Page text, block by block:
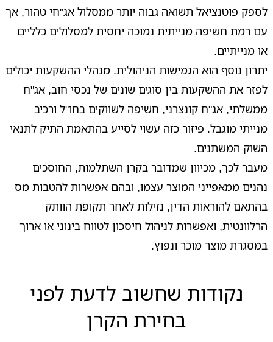
לספק פוטנציאל תשואה גבוה יותר ממסלול אג"חי טהור, אך
עם רמת חשיפה מנייתית נמוכה יחסית למסלולים כלליים
או מנייתיים.
יתרון נוסף הוא הגמישות הניהולית. מנהלי ההשקעות יכולים
לפזר את ההשקעות בין סוגים שונים של נכסי חוב, אג"ח
ממשלתי, אג"ח קונצרני, חשיפה לשווקים בחו"ל ורכיב
מנייתי מוגבל. פיזור כזה עשוי לסייע בהתאמת התיק לתנאי
השוק המשתנים.
מעבר לכך, מכיוון שמדובר בקרן השתלמות, החוסכים
נהנים ממאפייני המוצר עצמו, ובהם אפשרות להטבות מס
בהתאם להוראות הדין, נזילות לאחר תקופת הוותק
הרלוונטית, ואפשרות לניהול חיסכון לטווח בינוני או ארוך
במסגרת מוצר מוכר ונפוץ.
נקודות שחשוב לדעת לפני
בחירת הקרן